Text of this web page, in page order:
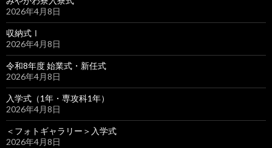
2026年4月8日
収納式Ⅰ
2026年4月8日
令和8年度 始業式・新任式
2026年4月8日
入学式（1年・専攻科1年）
2026年4月8日
＜フォトギャラリー＞入学式
2026年4月8日